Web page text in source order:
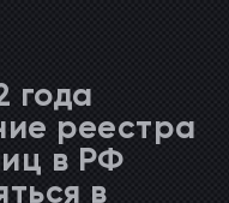
года
реестра
в РФ
в